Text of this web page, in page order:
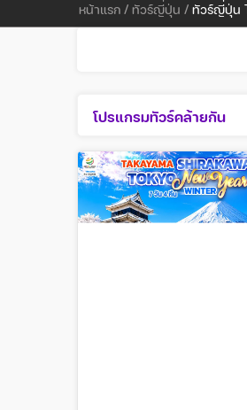
หน้าแรก / ทัวร์ญี่ปุ่น / ทัวร์ญี่ปุ่น
โปรแกรมทัวร์คล้ายกัน